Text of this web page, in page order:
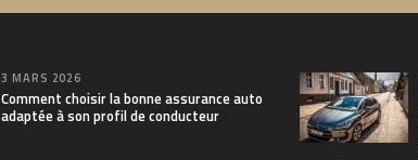
3 MARS 2026
Comment choisir la bonne assurance auto
adaptée à son profil de conducteur